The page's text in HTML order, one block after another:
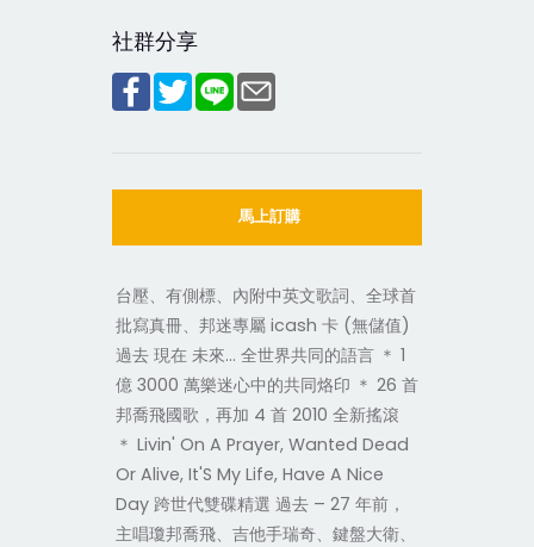
社群分享
馬上訂購
台壓、有側標、內附中英文歌詞、全球首
批寫真冊、邦迷專屬 icash 卡 (無儲值)
過去 現在 未來… 全世界共同的語言 ＊ 1
億 3000 萬樂迷心中的共同烙印 ＊ 26 首
邦喬飛國歌，再加 4 首 2010 全新搖滾
＊ Livin' On A Prayer, Wanted Dead
Or Alive, It'S My Life, Have A Nice
Day 跨世代雙碟精選 過去 – 27 年前，
主唱瓊邦喬飛、吉他手瑞奇、鍵盤大衛、